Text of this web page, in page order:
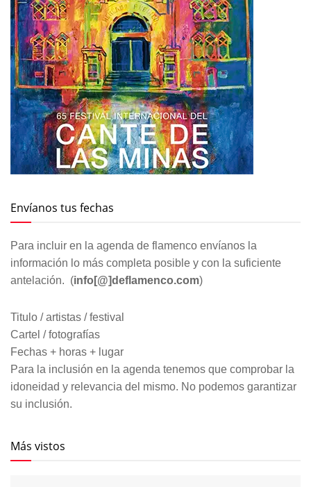
Envíanos tus fechas
Para incluir en la agenda de flamenco envíanos la
información lo más completa posible y con la suficiente
antelación. (info[@]deflamenco.com)
Titulo / artistas / festival
Cartel / fotografías
Fechas + horas + lugar
Para la inclusión en la agenda tenemos que comprobar la
idoneidad y relevancia del mismo. No podemos garantizar
su inclusión.
Más vistos